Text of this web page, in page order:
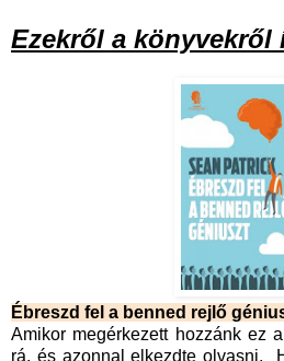
Ezekről a könyvekről
Ébreszd fel a benned rejlő
Amikor megérkezett hozzánk ez
rá, és azonnal elkezdte olvasni.